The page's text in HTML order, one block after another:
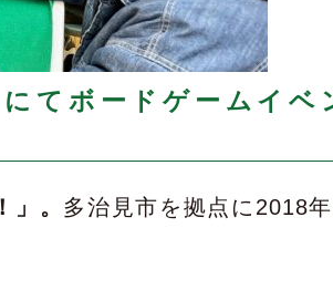
てボードゲームイベ
。 多治見市を拠点に2018